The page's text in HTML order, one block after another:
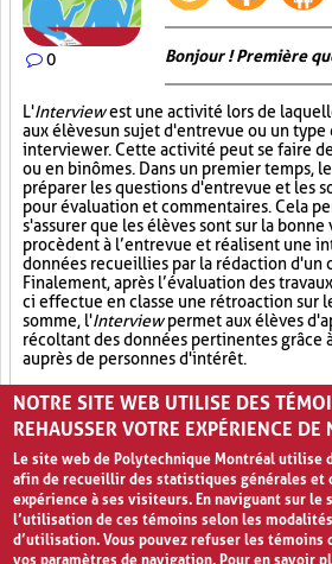
0 Bonjour ! Première
L'Interviewest une activité lors de
aux élèves un sujet d'entrevue ou un type
interviewer. Cette activité peut se faire
ou en binômes. Dans un premier temps,
préparer les questions d'entrevue et les
pour évaluation et commentaires. Cela
s'assurer que les élèves sont sur la bonne
procèdent à l’entrevue et réalisent une
données recueillies par la rédaction d'un
Finalement, après l’évaluation des
ci effectue en classe une rétroaction sur
somme, l'Interviewpermet aux élèves
récoltant des données pertinentes grâce
auprès de personnes d'intérêt.
Socialisation (8) Échanges (13)
NOTRE SITE WEB UTILISE DES
REHAUSSER VOTRE EXPÉRIENCE DE
Le site web de Polytechnique Montréal utilise
afin de recueillir des statistiques générales
expérience à ses visiteurs. En naviguant sur le
l’utilisation de ces témoins selon les
d’utilisation. Vous pouvez refuser les témoins
vos paramètres de navigation. Pour en savoir